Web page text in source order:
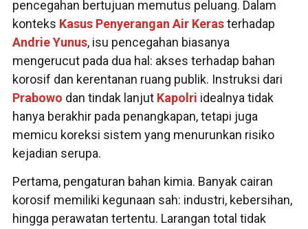
pencegahan bertujuan memutus peluang. Dalam
konteks Kasus Penyerangan Air Kerasterhadap
Andrie Yunus, isu pencegahan biasanya
mengerucut pada dua hal: akses terhadap bahan
korosif dan kerentanan ruang publik. Instruksi dari
Prabowo dan tindak lanjut Kapolri idealnya tidak
hanya berakhir pada penangkapan, tetapi juga
memicu koreksi sistem yang menurunkan risiko
kejadian serupa.
Pertama, pengaturan bahan kimia. Banyak cairan
korosif memiliki kegunaan sah: industri, kebersihan,
hingga perawatan tertentu. Larangan total tidak